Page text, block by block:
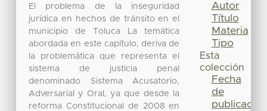
El problema de la inseguridad
jurídica en hechos de tránsito en el
municipio de Toluca La temática
abordada en este capítulo, deriva de
la problemática que representa el
sistema de justicia penal
denominado Sistema Acusatorio,
Adversarial y Oral, ya que desde la
reforma Constitucional de 2008 en
Autor
Título
Materia
Tipo
Esta
colección
Fecha
de
publicación